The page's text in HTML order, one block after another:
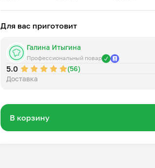
Для вас приготовит
Галина Итыгина
Профессиональный повар
5.0 (56)
Доставка
В корзину